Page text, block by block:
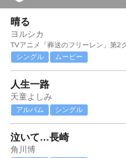
晴る
ヨルシカ
TVアニメ「葬送のフリーレン」第2
シングル
ムービー
人生一路
天童よしみ
アルバム シングル
泣いて…長崎
角川博